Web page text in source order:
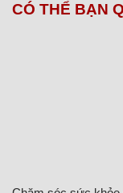
CÓ THỂ BẠN